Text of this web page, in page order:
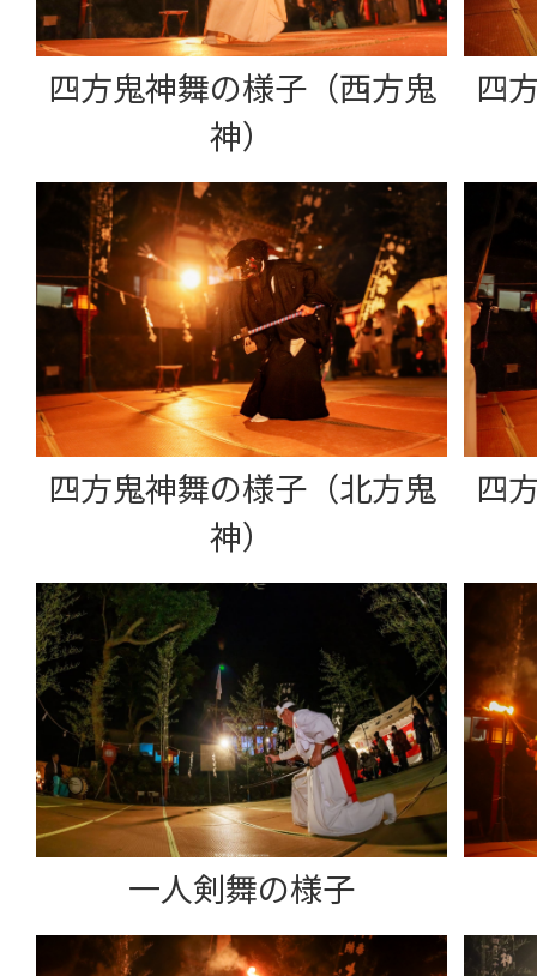
四方鬼神舞の様子（西方鬼
神）
四
四方鬼神舞の様子（北方鬼
神）
四
一人剣舞の様子